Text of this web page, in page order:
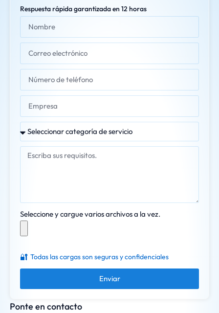
Ponte en contacto
Respuesta rápida garantizada en 12 horas
Seleccione y cargue varios archivos a la vez.
🔐 Todas las cargas son seguras y confidenciales
Enviar